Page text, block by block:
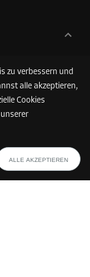
zu verbessern und
alle akzeptieren,
Cookies
ALLE AKZEPTIEREN